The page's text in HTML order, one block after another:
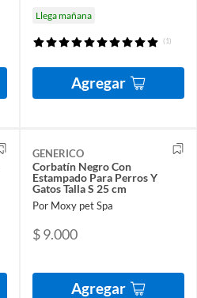
Llega mañana
(1)
Agregar
GENERICO
Corbatín Negro Con
Estampado Para Perros Y
Gatos Talla S 25 cm
Por Moxy pet Spa
$ 9.000
Agregar